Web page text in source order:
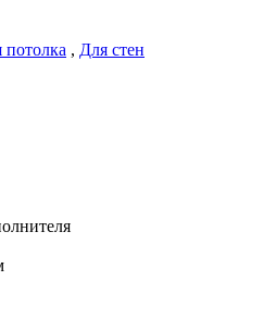
потолка , Для стен